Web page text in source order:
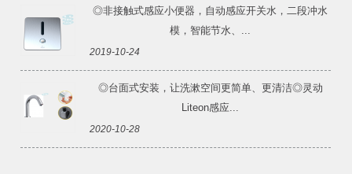
◎非接触式感应小便器，自动感应开关水，二段冲水
模，智能节水、...
2019-10-24
◎台面式安装，让洗漱空间更简单、更清洁◎灵动
Liteon感应...
2020-10-28